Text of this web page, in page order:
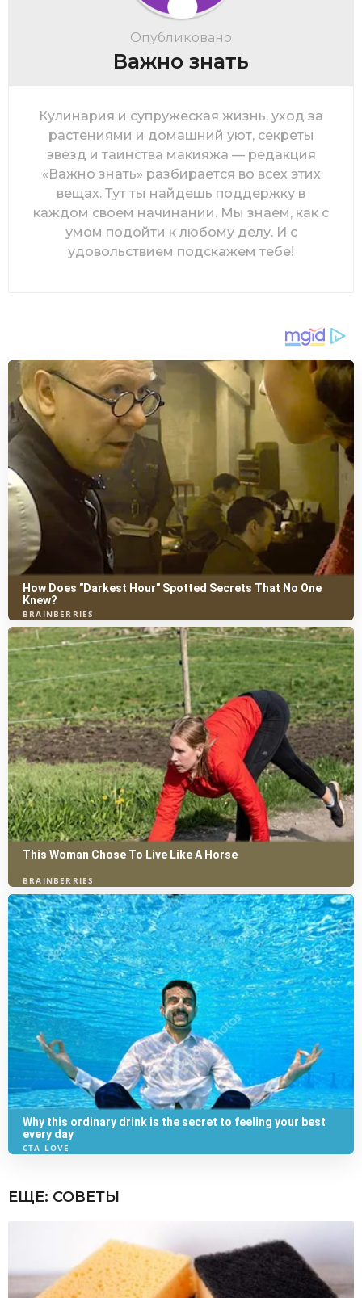
Опубликовано
Важно знать
Кулинария и супружеская жизнь, уход за
растениями и домашний уют, секреты
звезд и таинства макияжа — редакция
«Важно знать» разбирается во всех этих
вещах. Тут ты найдешь поддержку в
каждом своем начинании. Мы знаем, как с
умом подойти к любому делу. И с
удовольствием подскажем тебе!
ЕЩЕ: СОВЕТЫ